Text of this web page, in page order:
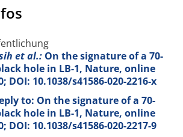
et al.: On the signature of a 70-
hole in LB-1, Nature, online
DOI: 10.1038/s41586-020-2216-x
to: On the signature of a 70-
hole in LB-1, Nature, online
DOI: 10.1038/s41586-020-2217-9